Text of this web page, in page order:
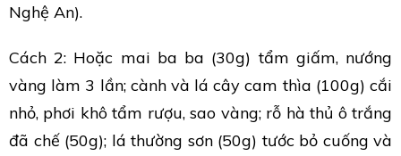
Nghệ An).
Cách 2: Hoặc mai ba ba (30g) tẩm giấm, nướng
vàng làm 3 lần; cành và lá cây cam thìa (100g) cắi
nhỏ, phơi khô tẩm rượu, sao vàng; rỗ hà thủ ô trắng
đã chế (50g); lá thường sơn (50g) tước bỏ cuống và